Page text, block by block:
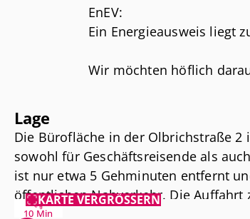
EnEV:
Ein Energieausweis liegt
Wir möchten höflich
Haftung übernehmen.
Lage
Die Bürofläche in der Olbrichstraße 2
sowohl für Geschäftsreisende als
ist nur etwa 5 Gehminuten entfernt
öffentlichen Nahverkehr. Die
mit dem Auto, was eine schnelle
10 Min
KARTE VERGRÖSSERN